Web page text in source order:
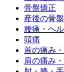
骨盤矯正
産後の骨
腰痛・ヘ
頭痛
首の痛み
肩の痛み